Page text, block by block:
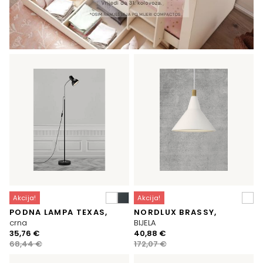
Akcija!
PODNA LAMPA TEXAS,
crna
68,44€
Izvorna
cijena
35,76 €
Trenutna
cijena
Akcija!
NORDLUX BRASSY,
BIJELA
172,07€
Izvorna
cijena
40,88 €
Trenutna
cijena